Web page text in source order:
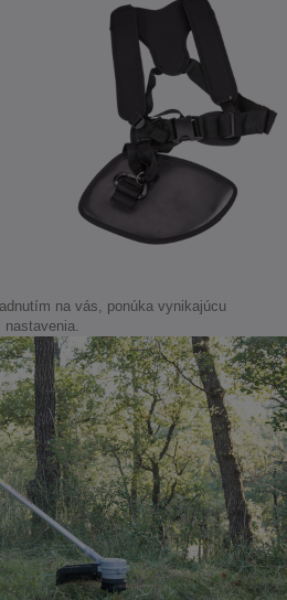
na vás, ponúka vynikajúcu